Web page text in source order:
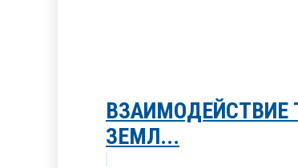
ВЗАИМОДЕЙСТВИЕ
ЗЕМЛ...